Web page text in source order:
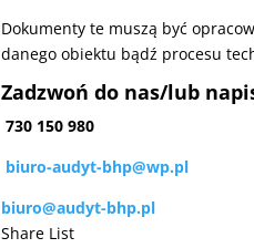
Dokumenty te muszą być
danego obiektu bądź procesu
Zadzwoń do nas/lub
730 150 980
biuro-audyt-bhp@wp.pl
biuro@audyt-bhp.pl
Share List